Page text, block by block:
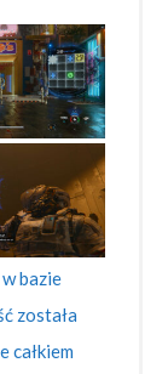
bazie
została
całkiem